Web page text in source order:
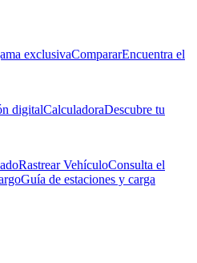
exclusivaCompararEncuentra el
digitalCalculadoraDescubre tu
Rastrear VehículoConsulta el
Guía de estaciones y carga